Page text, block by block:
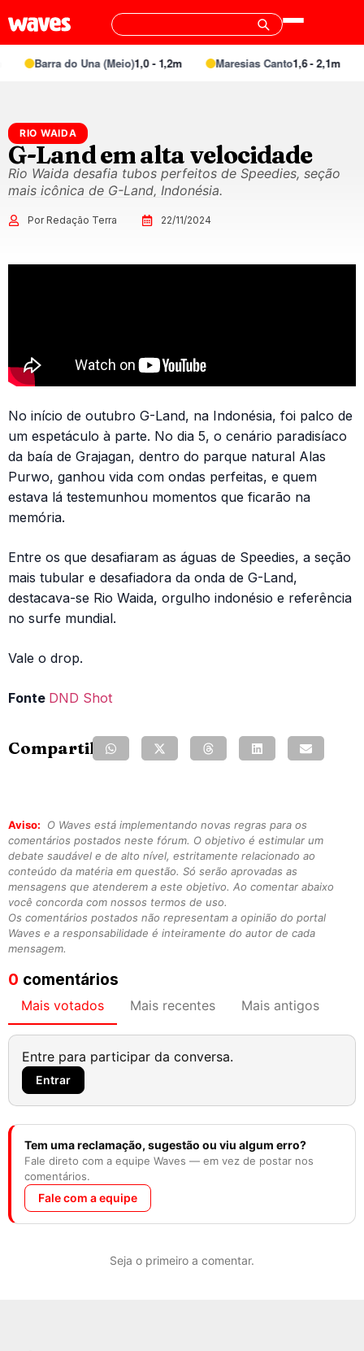
Barra do Una (Meio)1,0 - 1,2m Maresias Canto1,6 - 2,1m
RIO WAIDA
G-Land em alta velocidade
Rio Waida desafia tubos perfeitos de Speedies, seção
mais icônica de G-Land, Indonésia.
Por Redação Terra 22/11/2024
No início de outubro G-Land, na Indonésia, foi palco de
um espetáculo à parte. No dia 5, o cenário paradisíaco
da baía de Grajagan, dentro do parque natural Alas
Purwo, ganhou vida com ondas perfeitas, e quem
estava lá testemunhou momentos que ficarão na
memória.
Entre os que desafiaram as águas de Speedies, a seção
mais tubular e desafiadora da onda de G-Land,
destacava-se Rio Waida, orgulho indonésio e referência
no surfe mundial.
Vale o drop.
Fonte DND Shot
Compartilhe:
Aviso:
O Waves está implementando novas regras para os
comentários postados neste fórum. O objetivo é estimular um
debate saudável e de alto nível, estritamente relacionado ao
conteúdo da matéria em questão. Só serão aprovadas as
mensagens que atenderem a este objetivo. Ao comentar abaixo
você concorda com nossos termos de uso.
Os comentários postados não representam a opinião do portal
Waves e a responsabilidade é inteiramente do autor de cada
mensagem.
0 comentários
Mais votados Mais recentes Mais antigos
Entre para participar da conversa.
Entrar
Tem uma reclamação, sugestão ou viu algum erro?
Fale direto com a equipe Waves — em vez de postar nos
comentários.
Fale com a equipe
Seja o primeiro a comentar.